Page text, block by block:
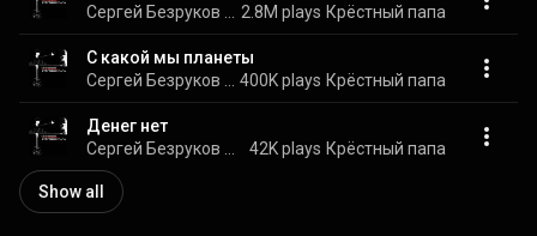
2.8M plays Крёстный папа
C какой мы планеты
400K plays Крёстный папа
Денег нет
42K plays Крёстный папа
Show all